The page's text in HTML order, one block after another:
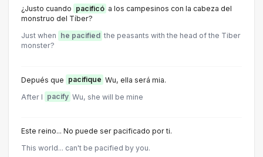
¿Justo cuando pacificó a los campesinos con la cabeza del
monstruo del Tíber?
Just when he pacified the peasants with the head of the Tiber
monster?
Depués que pacifique Wu, ella será mia.
After I pacify Wu, she will be mine
Este reino... No puede ser pacificado por ti.
This world... can't be pacified by you.